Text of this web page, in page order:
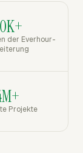
der Everhour-
Projekte